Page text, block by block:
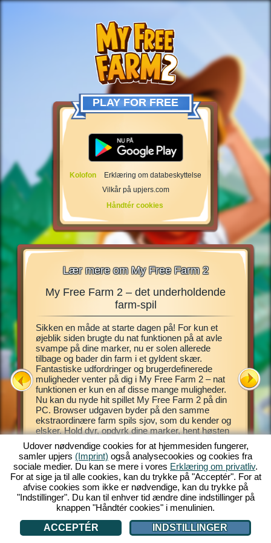
PLAY FOR FREE
Kolofon
Erklæring om databeskyttelse
Vilkår på upjers.com
Håndtér cookies
Lær mere om My Free Farm 2
din helt
og
My Free Farm 2 – det underholdende
farm-spil
Sikken en måde at starte dagen på! For kun et
øjeblik siden brugte du nat funktionen på at avle
svampe på dine marker, nu er solen allerede
tilbage og bader din farm i et gyldent skær.
Fantastiske udfordringer og brugerdefinerede
muligheder venter på dig i My Free Farm 2 – nat
funktionen er kun en af disse mange muligheder.
Nu kan du nyde hit spillet My Free Farm 2 på din
PC. Browser udgaven byder på den samme
ekstraordinære farm spils sjov, som du kender og
elsker. Hold dyr, opdyrk dine marker, hent høsten
ind og producer lækre varer til dine kunder.
Register dig gratis nu og kom godt i gang!
My
Dette
spillet
spillet,
Pas
dig
dine
farm,
Udover nødvendige cookies for at hjemmesiden fungerer,
samler upjers (Imprint) også analysecookies og cookies fra
sociale medier. Du kan se mere i vores Erklæring om privatliv.
For at sige ja til alle cookies, kan du trykke på "Acceptér". For at
afvise cookies som ikke er nødvendige, kan du trykke på
"Indstillinger". Du kan til enhver tid ændre dine indstillinger på
knappen "Håndtér cookies" i menulinien.
ACCEPTÉR
INDSTILLINGER